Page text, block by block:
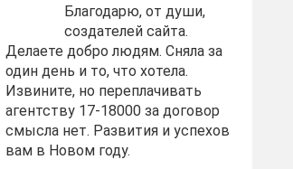
Благодарю, от души,
создателей сайта.
Делаете добро людям. Сняла за
один день и то, что хотела.
Извините, но переплачивать
агентству 17-18000 за договор
смысла нет. Развития и успехов
вам в Новом году.